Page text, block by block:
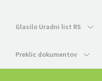
Glasilo Uradni list RS
Preklic dokumentov